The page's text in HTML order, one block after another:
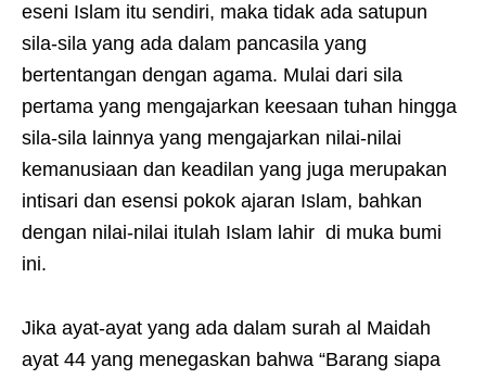
eseni Islam itu sendiri, maka tidak ada satupun
sila-sila yang ada dalam pancasila yang
bertentangan dengan agama. Mulai dari sila
pertama yang mengajarkan keesaan tuhan hingga
sila-sila lainnya yang mengajarkan nilai-nilai
kemanusiaan dan keadilan yang juga merupakan
intisari dan esensi pokok ajaran Islam, bahkan
dengan nilai-nilai itulah Islam lahir di muka bumi
ini.
Jika ayat-ayat yang ada dalam surah al Maidah
ayat 44 yang menegaskan bahwa “Barang siapa